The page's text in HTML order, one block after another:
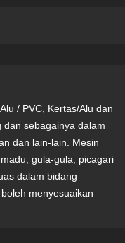
/ PVC, Kertas/Alu dan
sebagainya dalam
dan lain-lain. Mesin
gula-gula, picagari
dalam bidang
menyesuaikan